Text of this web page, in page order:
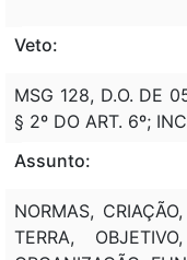
Veto:
MSG 128, D.O. DE
§ 2º DO ART. 6º;
Assunto:
NORMAS,
TERRA,